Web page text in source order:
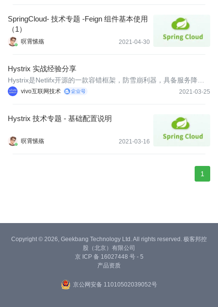
SpringCloud- 技术专题 -Feign 组件基本使用
（1）
暝霄愫殇 2021-04-30
Hystrix 实战经验分享
vivo互联网技术 2021-03-25
Hystrix是Netlifx开源的一款容错框架，防雪崩利器，具备服务降
级，服务熔断，依赖隔离，监控(Hystrix Dashboard)等功能。
Hystrix 技术专题 - 基础配置说明
暝霄愫殇 2021-03-16
1
Copyright © 2026, Geekbang Technology Ltd. All rights reserved. 极客邦控
股（北京）有限公司
京 ICP 备 16027448 号 - 5
产品资质
京公网安备 11010502039052号